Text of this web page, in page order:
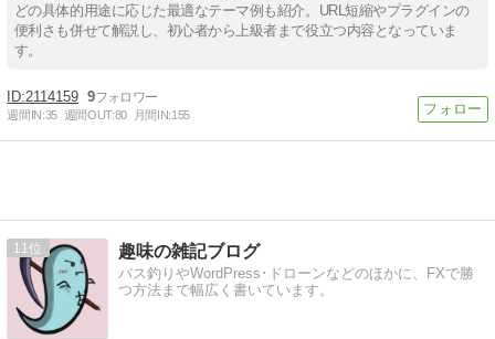
どの具体的用途に応じた最適なテーマ例も紹介。URL短縮やプラグインの
便利さも併せて解説し、初心者から上級者まで役立つ内容となっていま
す。
2114159 9
週間IN:35 週間OUT:80 月間IN:155
11 趣味の雑記ブログ
バス釣りやWordPress･ドローンなどのほかに、FXで勝
つ方法まで幅広く書いています。